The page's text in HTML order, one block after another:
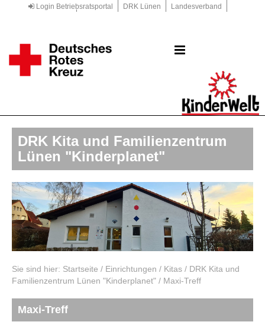
Login Betriebsratsportal DRK Lünen
Landesverband
DRK Kita und Familienzentrum
Lünen "Kinderplanet"
Sie sind hier: Startseite / Einrichtungen / Kitas / DRK Kita und
Familienzentrum Lünen "Kinderplanet" / Maxi-Treff
Maxi-Treff